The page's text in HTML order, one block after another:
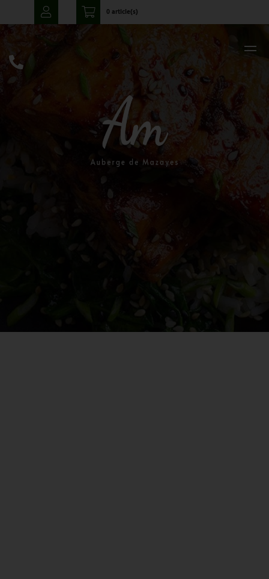
0 article(s)